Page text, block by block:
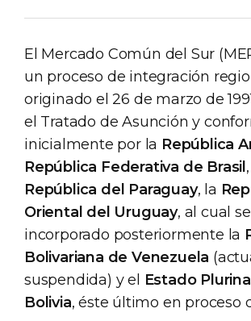
El Mercado Común del Sur
un proceso de integración
originado el 26 de marzo de
el Tratado de Asunción y
inicialmente por la República
República Federativa de Brasil
República del Paraguay, la
Oriental del Uruguay, al cual
incorporado posteriormente la
Bolivariana de Venezuela
suspendida) y el Estado
Bolivia, éste último en proceso